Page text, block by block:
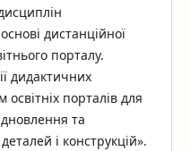
дистанційної
порталу.
дидактичних
порталів для
та
і конструкцій».